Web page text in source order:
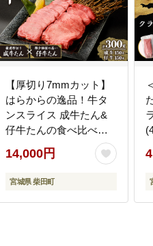
【厚切り7mmカット】
はらからの逸品！牛タ
ンスライス 成牛たん&
仔牛たんの食べ比べセ
ット＜計300g＞ 牛タン
牛たん タン たん 厚切り
肉 牛肉 小分け 焼肉
祉会】 sh079
14,000円
宮城県 柴田町